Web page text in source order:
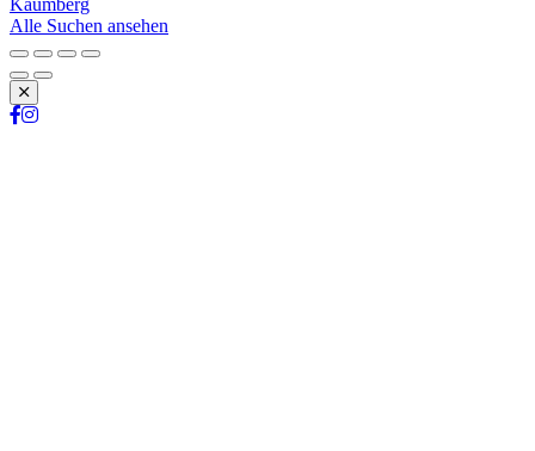
Alle Suchen ansehen
Schließen